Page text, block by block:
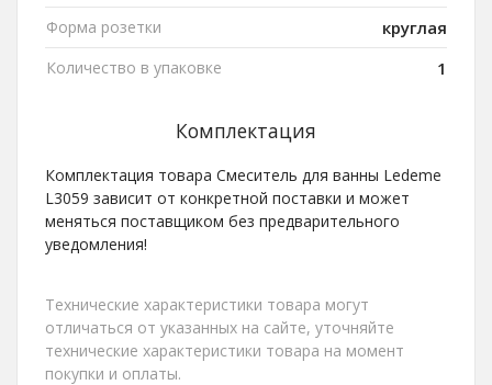
Форма розетки круглая
Количество в упаковке 1
Комплектация
Комплектация товара Смеситель для ванны Ledeme
L3059 зависит от конкретной поставки и может
меняться поставщиком без предварительного
уведомления!
Технические характеристики товара могут
отличаться от указанных на сайте, уточняйте
технические характеристики товара на момент
покупки и оплаты.